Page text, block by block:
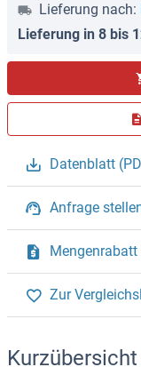
Lieferung nach:
Lieferung in 8 bis
Datenblatt
Anfrage
Zur